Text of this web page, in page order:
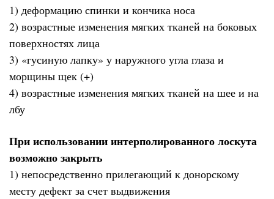
1) деформацию спинки и кончика носа
2) возрастные изменения мягких тканей на боковых
поверхностях лица
3) «гусиную лапку» у наружного угла глаза и
морщины щек (+)
4) возрастные изменения мягких тканей на шее и на
лбу
При использовании интерполированного лоскута
возможно закрыть
1) непосредственно прилегающий к донорскому
месту дефект за счет выдвижения